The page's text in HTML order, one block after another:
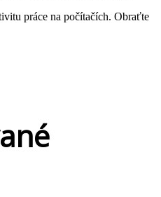
práce na počítačích. Obraťte